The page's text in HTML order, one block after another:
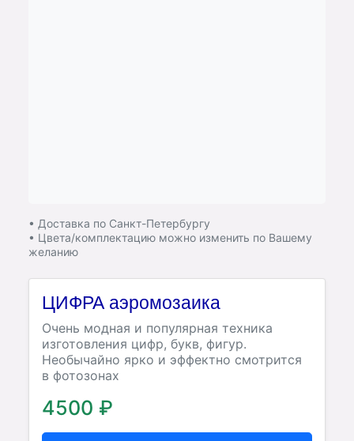
• Доставка по Санкт-Петербургу
• Цвета/комплектацию можно изменить по Вашему
желанию
ЦИФРА аэромозаика
Очень модная и популярная техника
изготовления цифр, букв, фигур.
Необычайно ярко и эффектно смотрится
в фотозонах
4500 ₽